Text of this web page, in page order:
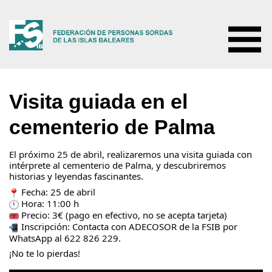
NOTICIAS
CONÓCENOS
Quiénes somos
Organigrama
Actividades
Atención a familias
Servicio de atención social
Servicio de atención psicológica
Formación y educación
FOTOS Y VÍDEOS
COLABORADORES
CONTACTO
Visita guiada en el
cementerio de Palma
El próximo 25 de abril, realizaremos una visita guiada con
intérprete al cementerio de Palma, y descubriremos
historias y leyendas fascinantes.
Fecha: 25 de abril
Hora: 11:00 h
Precio: 3€ (pago en efectivo, no se acepta tarjeta)
Inscripción: Contacta con ADECOSOR de la FSIB por
WhatsApp al 622 826 229.
¡No te lo pierdas!